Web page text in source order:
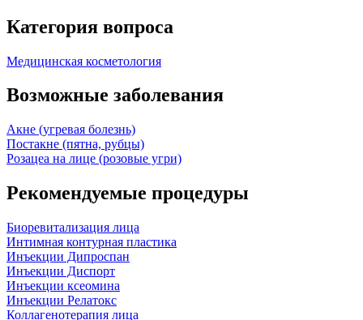
Категория вопроса
Медицинская косметология
Возможные заболевания
Акне (угревая болезнь)
Постакне (пятна, рубцы)
Розацеа на лице (розовые угри)
Рекомендуемые процедуры
Биоревитализация лица
Интимная контурная пластика
Инъекции Дипроспан
Инъекции Диспорт
Инъекции ксеомина
Инъекции Релатокс
Коллагенотерапия лица